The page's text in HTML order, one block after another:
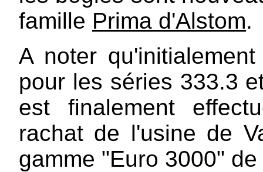
famille Prima d'Alstom.
A noter
pour les séries 333.3
est finalement
rachat de l'usine de
gamme "Euro 3000"